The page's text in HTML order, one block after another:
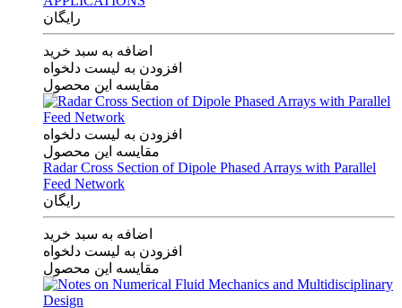
رایگان
اضافه به سبد خرید
افزودن به لیست دلخواه
مقایسه این محصول
افزودن به لیست دلخواه
مقایسه این محصول
Radar Cross Section of Dipole Phased Arrays with Parallel
Feed Network
رایگان
اضافه به سبد خرید
افزودن به لیست دلخواه
مقایسه این محصول